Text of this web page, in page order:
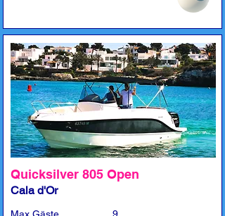
Quicksilver 805 Open
Cala d'Or